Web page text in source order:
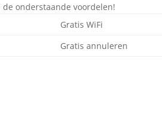
onderstaande voordelen!
Gratis WiFi
Gratis annuleren